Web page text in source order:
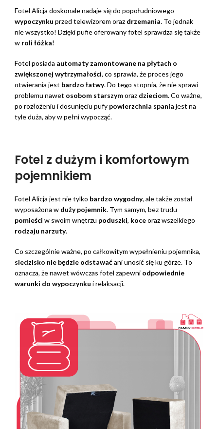
Fotel Alicja doskonale nadaje się do popołudniowego
wypoczynku przed telewizorem oraz drzemania. To jednak
nie wszystko! Dzięki pufie oferowany fotel sprawdza się także
w roli łóżka!
Fotel posiada automaty zamontowane na płytach o
zwiększonej wytrzymałości, co sprawia, że proces jego
otwierania jest bardzo łatwy. Do tego stopnia, że nie sprawi
problemu nawet osobom starszymoraz dzieciom. Co ważne,
po rozłożeniu i dosunięciu pufy powierzchnia spania jest na
tyle duża, aby w pełni wypocząć.
Fotel z dużym i komfortowym
pojemnikiem
Fotel Alicja jest nie tylko bardzo wygodny, ale także został
wyposażona w duży pojemnik. Tym samym, bez trudu
pomieści w swoim wnętrzu poduszki, koceoraz wszelkiego
rodzaju narzuty.
Co szczególnie ważne, po całkowitym wypełnieniu pojemnika,
siedzisko nie będzie odstawaćani unosić się ku górze. To
oznacza, że nawet wówczas fotel zapewni odpowiednie
warunki do wypoczynku i relaksacji.